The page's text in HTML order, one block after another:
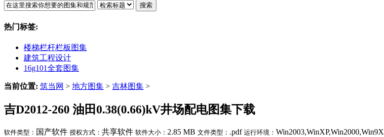
搜索
热门标签:
楼梯栏杆栏板图集
建筑工程设计
16g101全套图集
当前位置: 筑当网 > 地方图集 > 吉林图集 >
吉D2012-260 油田0.38(0.66)kV井场配电图集下载
软件类型： 国产软件 授权方式： 共享软件 软件大小： 2.85 MB 文件类型： .pdf 运行环境： Win2003,WinXP,Win2000,Win9X